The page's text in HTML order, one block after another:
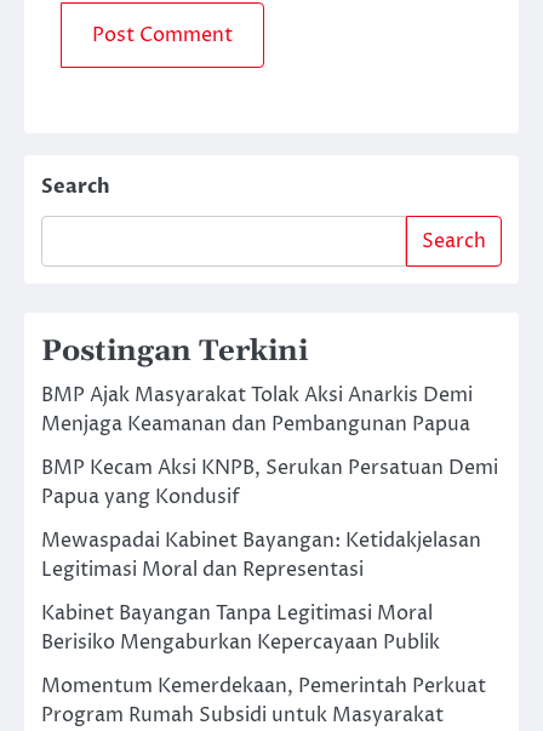
Search
Search
Postingan Terkini
BMP Ajak Masyarakat Tolak Aksi Anarkis Demi
Menjaga Keamanan dan Pembangunan Papua
BMP Kecam Aksi KNPB, Serukan Persatuan Demi
Papua yang Kondusif
Mewaspadai Kabinet Bayangan: Ketidakjelasan
Legitimasi Moral dan Representasi
Kabinet Bayangan Tanpa Legitimasi Moral
Berisiko Mengaburkan Kepercayaan Publik
Momentum Kemerdekaan, Pemerintah Perkuat
Program Rumah Subsidi untuk Masyarakat